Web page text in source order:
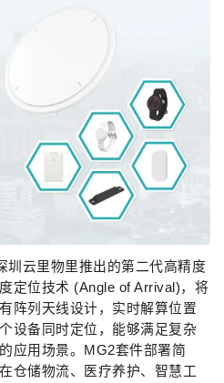
圳云里物里推出的第二代高精度
定位技术 (Angle of Arrival)，将
阵列天线设计，实时解算位置
设备同时定位，能够满足复杂
应用场景。MG2套件部署简
仓储物流、医疗养护、智慧工